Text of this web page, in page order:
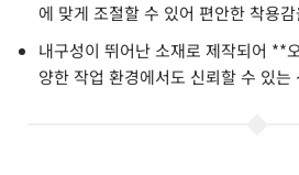
에 맞게 조절할 수 있어 편안한 착용
내구성이 뛰어난 소재로 제작되어 **
양한 작업 환경에서도 신뢰할 수 있는